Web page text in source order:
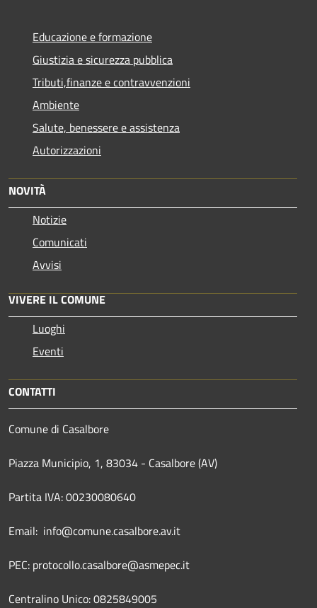
Educazione e formazione
Giustizia e sicurezza pubblica
Tributi,finanze e contravvenzioni
Ambiente
Salute, benessere e assistenza
Autorizzazioni
NOVITÀ
Notizie
Comunicati
Avvisi
VIVERE IL COMUNE
Luoghi
Eventi
CONTATTI
Comune di Casalbore
Piazza Municipio, 1, 83034 - Casalbore (AV)
Partita IVA: 00230080640
Email: info@comune.casalbore.av.it
PEC: protocollo.casalbore@asmepec.it
Centralino Unico: 0825849005